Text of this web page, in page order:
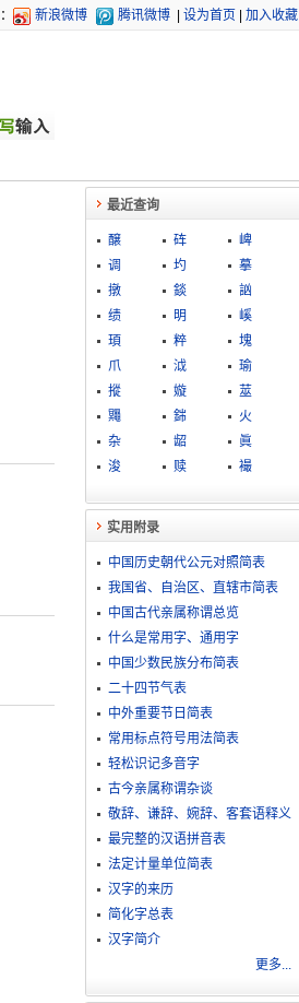
新浪微博 腾讯微博 设为首页 加入收藏
最近查询
醸 砗
崥
调
圴
摹
撴
錟
訩
绩
明
嵠
頊
粹
塊
爪
泧
瑜
摐
嫙
莁
鼆
銟
火
杂
龆
眞
浚
赎 襊
实用附录
中国历史朝代公元对照简表
我国省、自治区、直辖市简表
中国古代亲属称谓总览
什么是常用字、通用字
中国少数民族分布简表
二十四节气表
中外重要节日简表
常用标点符号用法简表
轻松识记多音字
古今亲属称谓杂谈
敬​辞​、​谦​辞​、​婉​辞​、​客​套​语​释​义
最完整的汉语拼音表
法定计量单位简表
汉字的来历
简化字总表
汉字简介
更多...